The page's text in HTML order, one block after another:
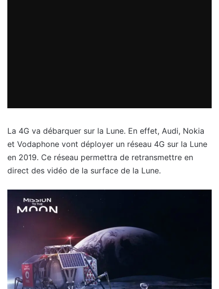
La 4G va débarquer sur la Lune. En effet, Audi, Nokia
et Vodaphone vont déployer un réseau 4G sur la Lune
en 2019. Ce réseau permettra de retransmettre en
direct des vidéo de la surface de la Lune.